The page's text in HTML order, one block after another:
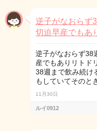
逆子がなおらず
切迫早産でもあ
逆子がなおらず38
産でもありリトド
38週まで飲み続け
もしていてそのと
11月30日
ルイ0912